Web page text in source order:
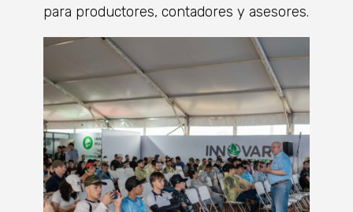
para productores, contadores y asesores.